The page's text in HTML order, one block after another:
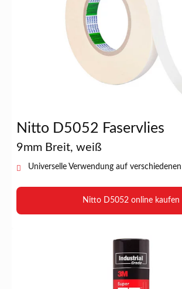
Nitto D5052 Faservlies
9mm Breit, weiß
Universelle Verwendung auf
Nitto D5052 online kaufen